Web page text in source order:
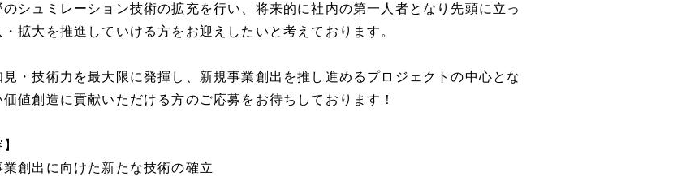
シュミレーション技術の拡充を行い、将来的に社内の第一人者となり先頭に立っ
拡大を推進していける方をお迎えしたいと考えております。
・技術力を最大限に発揮し、新規事業創出を推し進めるプロジェクトの中心とな
価値創造に貢献いただける方のご応募をお待ちしております！
業創出に向けた新たな技術の確立